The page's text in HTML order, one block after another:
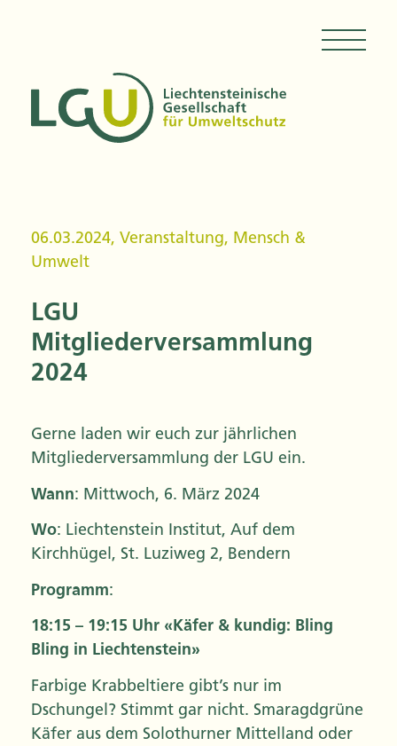
06.03.2024, Veranstaltung, Mensch &
Umwelt
LGU
Mitgliederversammlung
2024
Gerne laden wir euch zur jährlichen
Mitgliederversammlung der LGU ein.
Wann: Mittwoch, 6. März 2024
Wo: Liechtenstein Institut, Auf dem
Kirchhügel, St. Luziweg 2, Bendern
Programm:
18:15 – 19:15 Uhr «Käfer & kundig: Bling
Bling in Liechtenstein»
Farbige Krabbeltiere gibt’s nur im
Dschungel? Stimmt gar nicht. Smaragdgrüne
Käfer aus dem Solothurner Mittelland oder